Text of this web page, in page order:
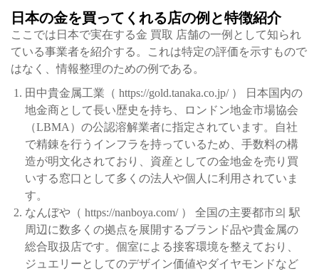
日本の金を買ってくれる店の例と特徴紹介
ここでは日本で実在する金 買取 店舗の一例として知られ
ている事業者を紹介する。これは特定の評価を示すもので
はなく、情報整理のための例である。
田中貴金属工業（ https://gold.tanaka.co.jp/ ） 日本国内の
地金商として長い歴史を持ち、ロンドン地金市場協会
（LBMA）の公認溶解業者に指定されています。自社
で精錬を行うインフラを持っているため、手数料の構
造が明文化されており、資産としての金地金を売り買
いする窓口として多くの法人や個人に利用されていま
す。
なんぼや（ https://nanboya.com/ ） 全国の主要都市의 駅
周辺に数多くの拠点を展開するブランド品や貴金属の
総合取扱店です。個室による接客環境を整えており、
ジュエリーとしてのデザイン価値やダイヤモンドなど